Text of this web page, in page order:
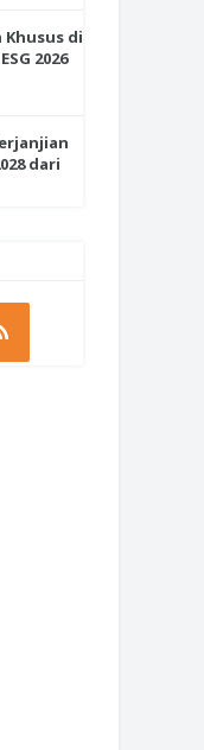
Khusus di
2026
dari